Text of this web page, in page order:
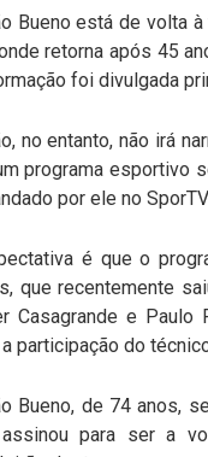
Bueno está de volta
retorna após 45
foi divulgada
no entanto, não irá
programa esportivo
por ele no
é que o
que recentemente
Casagrande e Paulo
participação do
Bueno, de 74 anos,
para ser a